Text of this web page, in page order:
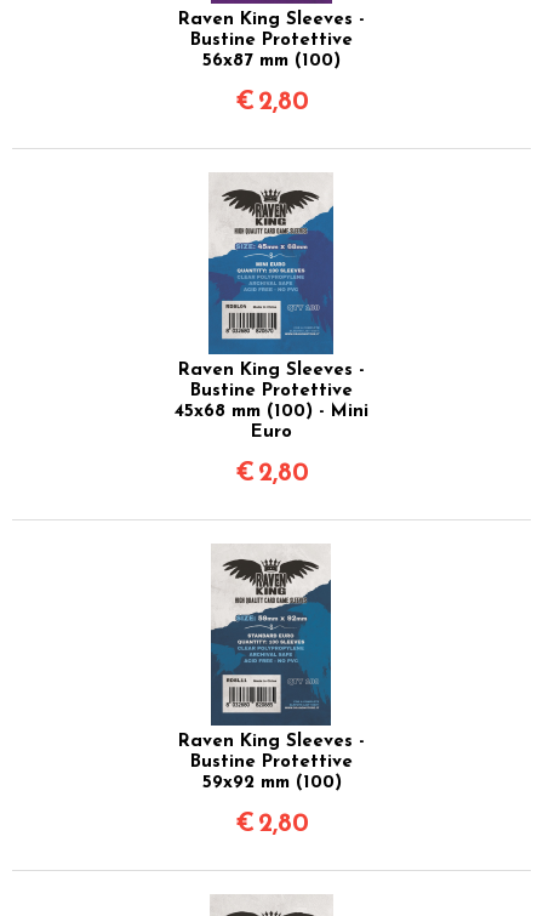
Raven King Sleeves -
Bustine Protettive
56x87 mm (100)
€ 2,80
Raven King Sleeves -
Bustine Protettive
45x68 mm (100) - Mini
Euro
€ 2,80
Raven King Sleeves -
Bustine Protettive
59x92 mm (100)
€ 2,80